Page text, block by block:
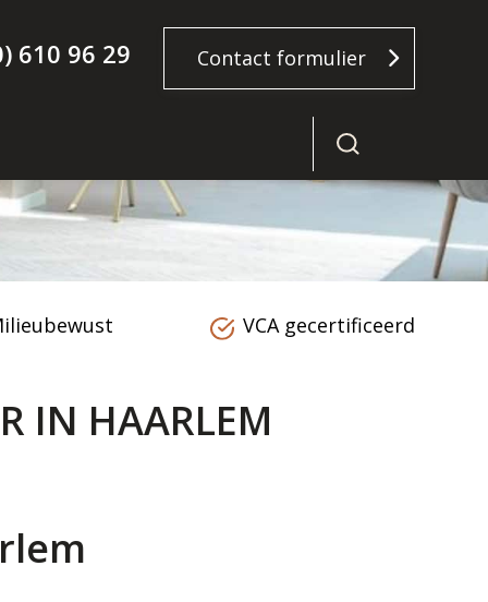
610 96 29 Contact formulier
VCA gecertificeerd
IN HAARLEM